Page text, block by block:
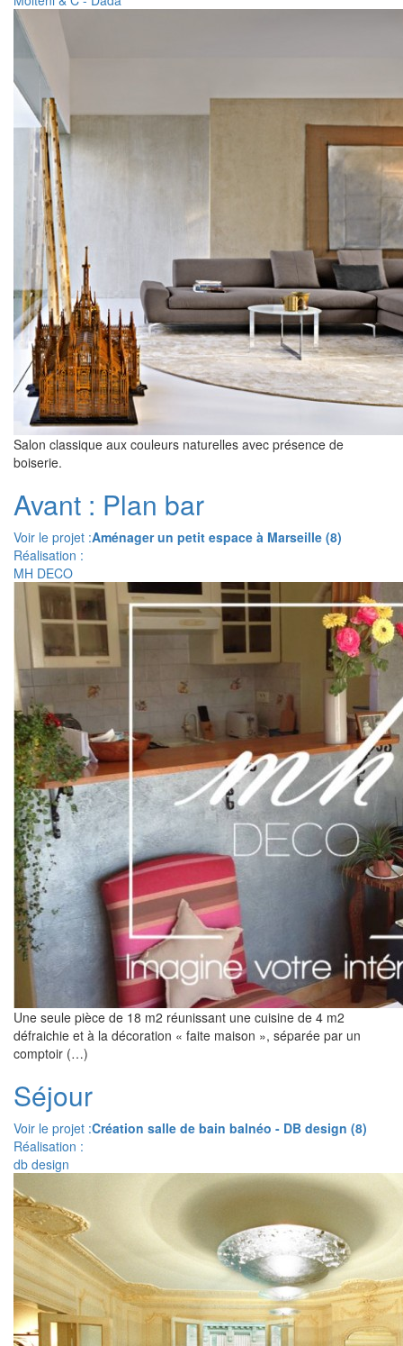
Salon classique aux couleurs naturelles avec présence de
boiserie.
Avant : Plan bar
Voir le projet :Aménager un petit espace à Marseille (8)
Réalisation :
MH DECO
Une seule pièce de 18 m2 réunissant une cuisine de 4 m2
défraichie et à la décoration « faite maison », séparée par un
comptoir (…)
Séjour
Voir le projet :Création salle de bain balnéo - DB design (8)
Réalisation :
db design